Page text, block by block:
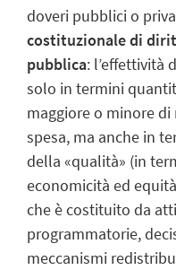
doveri pubblici o
costituzionale di
pubblica: l’effettività
solo in termini
maggiore o minore
spesa, ma anche in
della «qualità» (in
economicità ed
che è costituito da
programmatorie,
meccanismi